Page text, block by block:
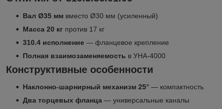
Вал Ø35 мм вместо Ø30 мм (усиленный)
Масса 20 кг против 17 кг
310.4 исполнение — фланцевое крепление
Полная взаимозаменяемость в УНА-4000
Конструктивные особенности
Наклонно-шарнирный механизм 25° — компактность
Два торцевых фланца — универсальные каналы